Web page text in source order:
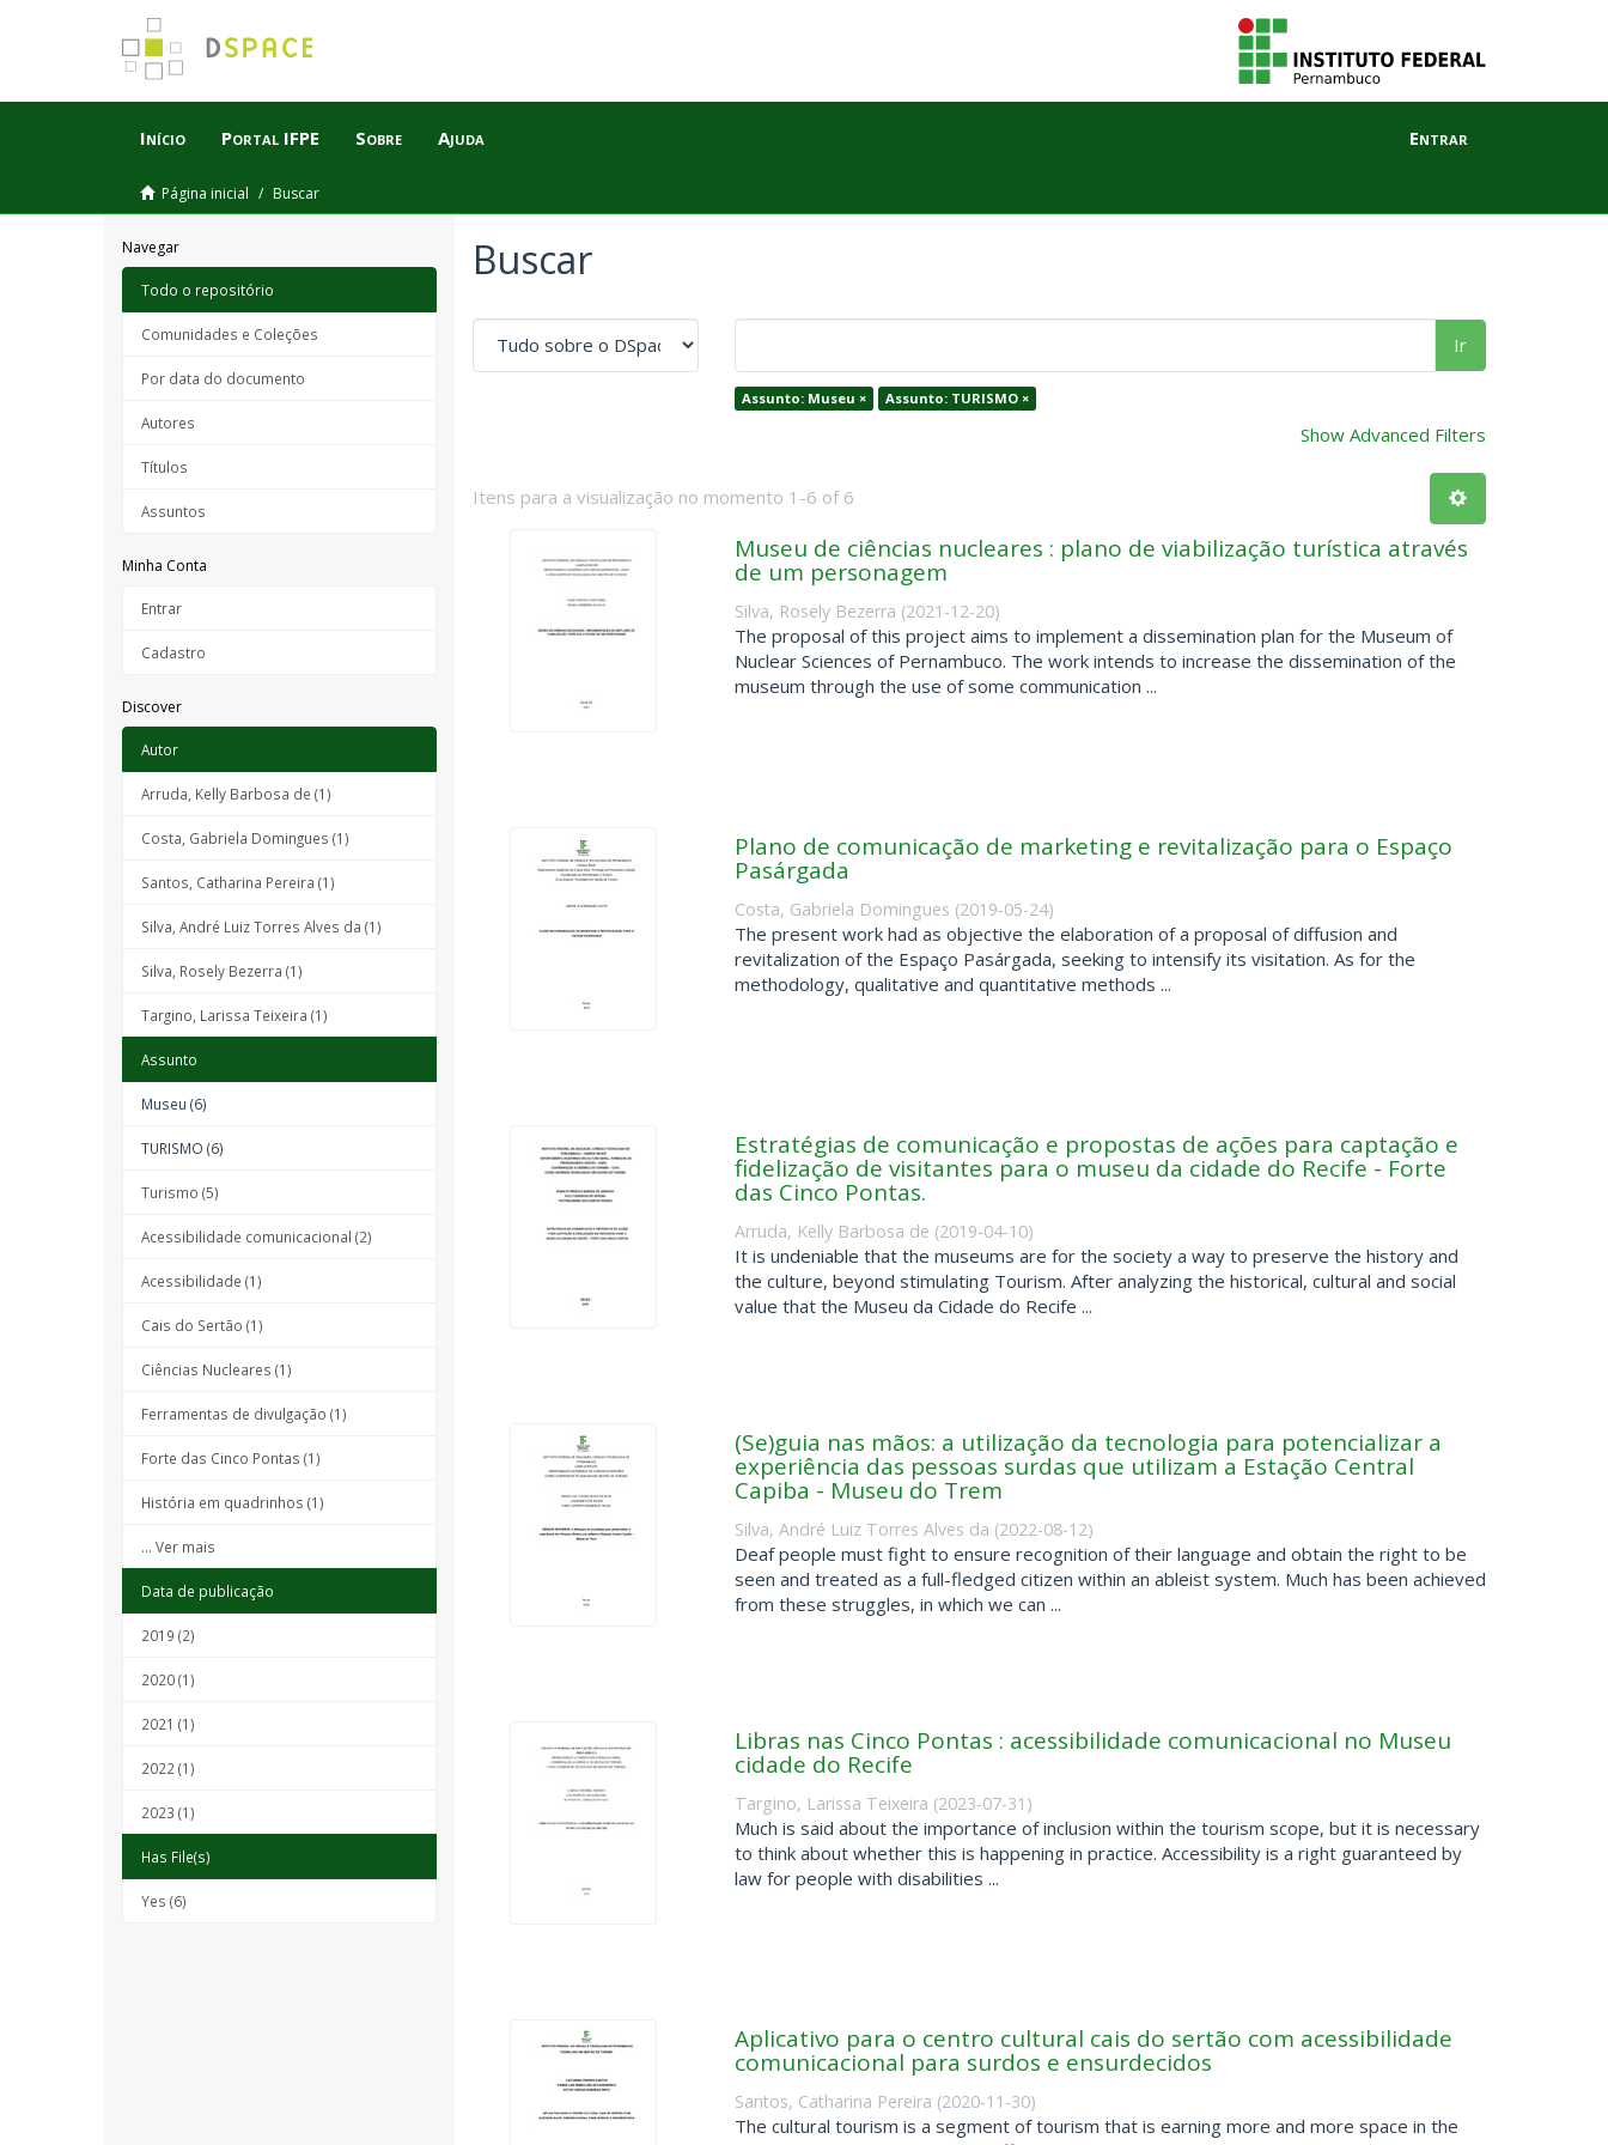
Início Portal IFPE Sobre Ajuda Entrar
Página inicial Buscar
Navegar
Todo o repositório
Comunidades e Coleções
Por data do documento
Autores
Títulos
Assuntos
Minha Conta
Entrar
Cadastro
Discover
Autor
Arruda, Kelly Barbosa de (1)
Costa, Gabriela Domingues (1)
Santos, Catharina Pereira (1)
Silva, André Luiz Torres Alves da (1)
Silva, Rosely Bezerra (1)
Targino, Larissa Teixeira (1)
Assunto
Museu (6)
TURISMO (6)
Turismo (5)
Acessibilidade comunicacional (2)
Acessibilidade (1)
Cais do Sertão (1)
Ciências Nucleares (1)
Ferramentas de divulgação (1)
Forte das Cinco Pontas (1)
História em quadrinhos (1)
... Ver mais
Data de publicação
2019 (2)
2020 (1)
2021 (1)
2022 (1)
2023 (1)
Has File(s)
Yes (6)
Buscar
Ir
Assunto: Museu × Assunto: TURISMO ×
Show Advanced Filters
Itens para a visualização no momento 1-6 of 6
Museu de ciências nucleares : plano de viabilização turística através
de um personagem
Silva, Rosely Bezerra (2021-12-20)
The proposal of this project aims to implement a dissemination plan for the Museum of
Nuclear Sciences of Pernambuco. The work intends to increase the dissemination of the
museum through the use of some communication ...
Plano de comunicação de marketing e revitalização para o Espaço
Pasárgada
Costa, Gabriela Domingues (2019-05-24)
The present work had as objective the elaboration of a proposal of diffusion and
revitalization of the Espaço Pasárgada, seeking to intensify its visitation. As for the
methodology, qualitative and quantitative methods ...
Estratégias de comunicação e propostas de ações para captação e
fidelização de visitantes para o museu da cidade do Recife - Forte
das Cinco Pontas.
Arruda, Kelly Barbosa de (2019-04-10)
It is undeniable that the museums are for the society a way to preserve the history and
the culture, beyond stimulating Tourism. After analyzing the historical, cultural and social
value that the Museu da Cidade do Recife ...
(Se)guia nas mãos: a utilização da tecnologia para potencializar a
experiência das pessoas surdas que utilizam a Estação Central
Capiba - Museu do Trem
Silva, André Luiz Torres Alves da (2022-08-12)
Deaf people must fight to ensure recognition of their language and obtain the right to be
seen and treated as a full-fledged citizen within an ableist system. Much has been achieved
from these struggles, in which we can ...
Libras nas Cinco Pontas : acessibilidade comunicacional no Museu
cidade do Recife
Targino, Larissa Teixeira (2023-07-31 )
Much is said about the importance of inclusion within the tourism scope, but it is necessary
to think about whether this is happening in practice. Accessibility is a right guaranteed by
law for people with disabilities ...
Aplicativo para o centro cultural cais do sertão com acessibilidade
comunicacional para surdos e ensurdecidos
Santos, Catharina Pereira (2020-11-30)
The cultural tourism is a segment of tourism that is earning more and more space in the